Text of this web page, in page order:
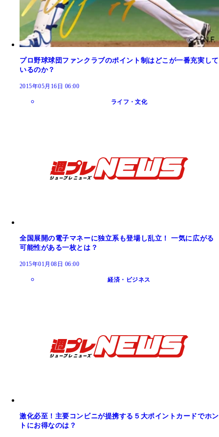
プロ野球球団ファンクラブのポイント制はどこが一番充実して
いるのか？
2015年05月16日 06:00
ライフ・文化
全国展開の電子マネーに独立系も登場し乱立！ 一気に広がる
可能性がある一枚とは？
2015年01月08日 06:00
経済・ビジネス
激化必至！主要コンビニが提携する５大ポイントカードでホン
トにお得なのは？